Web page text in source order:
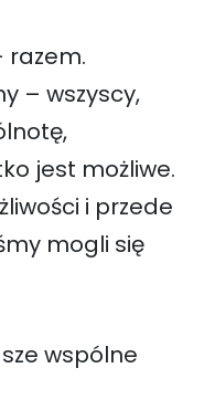
razem.
– wszyscy,
jest możliwe.
i przede
mogli się
wspólne